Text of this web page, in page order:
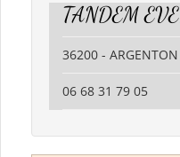
TANDEM
36200 - ARGENTON
06 68 31 79 05